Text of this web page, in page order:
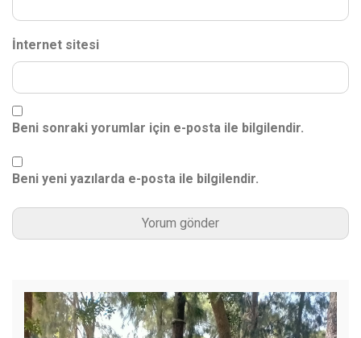
İnternet sitesi
Beni sonraki yorumlar için e-posta ile bilgilendir.
Beni yeni yazılarda e-posta ile bilgilendir.